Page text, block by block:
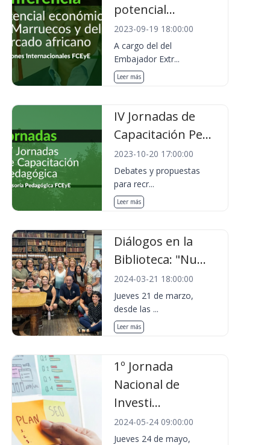
potencial...
2023-09-19 18:00:00
A cargo del del
Embajador Extr...
Leer más
IV Jornadas de
Capacitación Pe...
2023-10-20 17:00:00
Debates y propuestas
para recr...
Leer más
Diálogos en la
Biblioteca: "Nu...
2024-03-21 18:00:00
Jueves 21 de marzo,
desde las ...
Leer más
1º Jornada
Nacional de
Investi...
2024-05-24 09:00:00
Jueves 24 de mayo,